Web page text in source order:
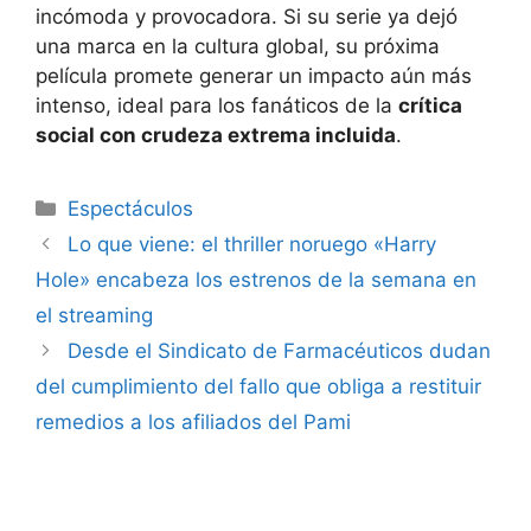
incómoda y provocadora. Si su serie ya dejó
una marca en la cultura global, su próxima
película promete generar un impacto aún más
intenso, ideal para los fanáticos de la crítica
social con crudeza extrema incluida.
Espectáculos
Lo que viene: el thriller noruego «Harry
Hole» encabeza los estrenos de la semana en
el streaming
Desde el Sindicato de Farmacéuticos dudan
del cumplimiento del fallo que obliga a restituir
remedios a los afiliados del Pami